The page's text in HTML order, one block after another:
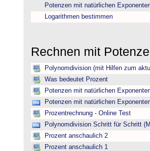
Potenzen mit natürlichen
Logarithmen bestimmen
Rechnen mit
Polynomdivision (mit Hilfen zum
Was bedeutet Prozent
Potenzen mit natürlichen
Potenzen mit natürlichen
Prozentrechnung - Online Test
Polynomdivision Schritt für Schritt
Prozent anschaulich 2
Prozent anschaulich 1